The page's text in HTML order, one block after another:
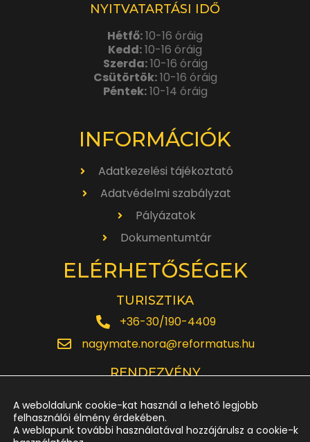
NYITVATARTÁSI IDŐ
Hétfő:10-16 óráig
Kedd:10-16 óráig
Szerda:10-16 óráig
Csütörtök:10-16 óráig
Péntek:10-14 óráig
INFORMÁCIÓK
Adatkezelési tájékoztató
Adatvédelmi szabályzat
Pályázatok
Dokumentumtár
ELÉRHETŐSÉGEK
TURISZTIKA
+36-30/190-4409
nagymate.nora@reformatus.hu
RENDEZVÉNY
rendezveny.nagytemplom@reformatus.hu
A weboldalunk cookie-kat használ a lehető legjobb
felhasználói élmény érdekében.
A weblapunk további használatával hozzájárulsz a cookie-k